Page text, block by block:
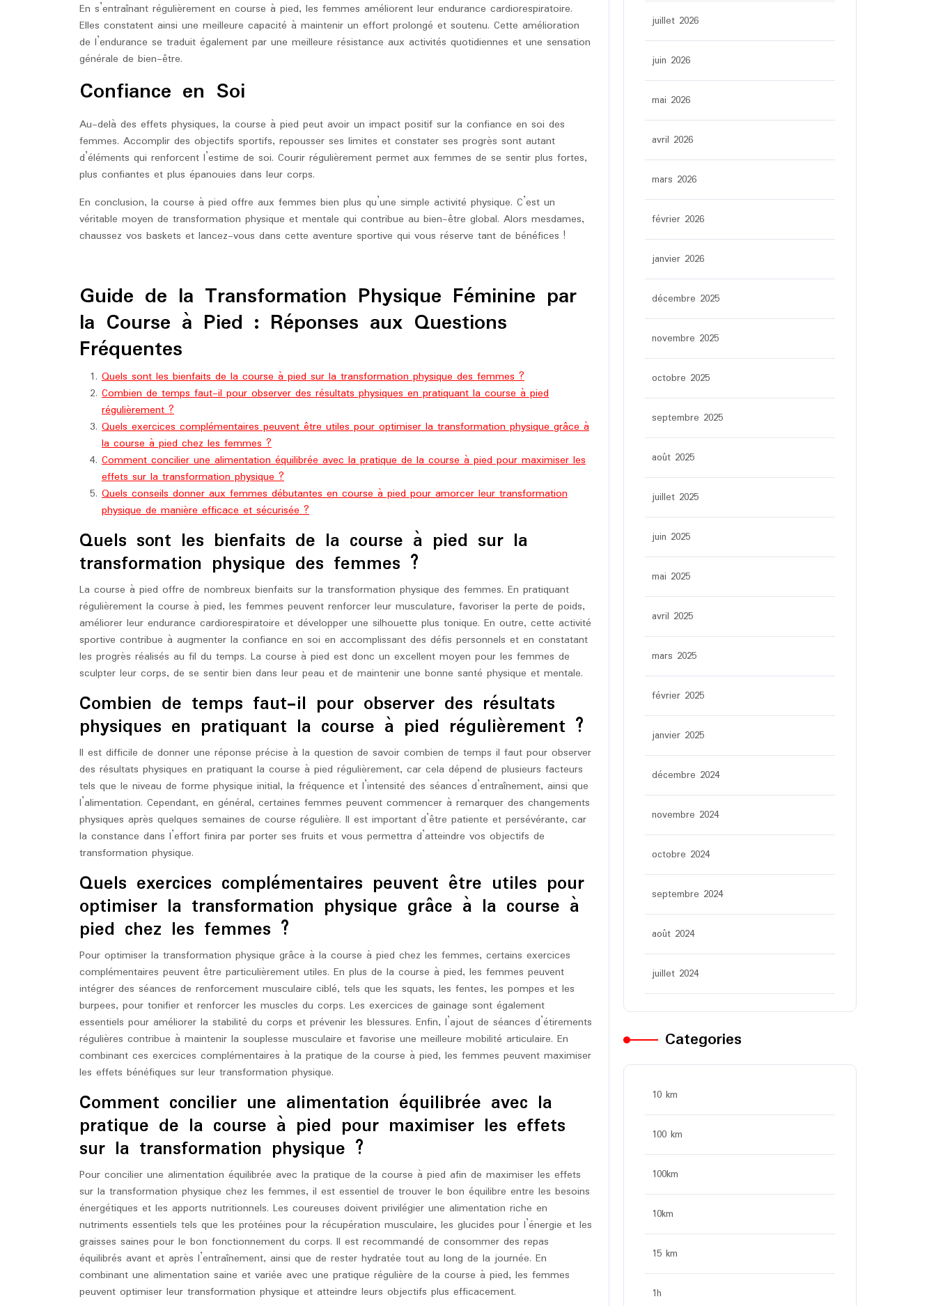
En s’entraînant régulièrement en course à pied, les femmes améliorent leur endurance cardiorespiratoire.
Elles constatent ainsi une meilleure capacité à maintenir un effort prolongé et soutenu. Cette amélioration
de l’endurance se traduit également par une meilleure résistance aux activités quotidiennes et une sensation
générale de bien-être.
Confiance en Soi
Au-delà des effets physiques, la course à pied peut avoir un impact positif sur la confiance en soi des
femmes. Accomplir des objectifs sportifs, repousser ses limites et constater ses progrès sont autant
d’éléments qui renforcent l’estime de soi. Courir régulièrement permet aux femmes de se sentir plus fortes,
plus confiantes et plus épanouies dans leur corps.
En conclusion, la course à pied offre aux femmes bien plus qu’une simple activité physique. C’est un
véritable moyen de transformation physique et mentale qui contribue au bien-être global. Alors mesdames,
chaussez vos baskets et lancez-vous dans cette aventure sportive qui vous réserve tant de bénéfices !
Guide de la Transformation Physique Féminine par
la Course à Pied : Réponses aux Questions
Fréquentes
Quels sont les bienfaits de la course à pied sur la transformation physique des femmes ?
Combien de temps faut-il pour observer des résultats physiques en pratiquant la course à pied
régulièrement ?
Quels exercices complémentaires peuvent être utiles pour optimiser la transformation physique grâce à
la course à pied chez les femmes ?
Comment concilier une alimentation équilibrée avec la pratique de la course à pied pour maximiser les
effets sur la transformation physique ?
Quels conseils donner aux femmes débutantes en course à pied pour amorcer leur transformation
physique de manière efficace et sécurisée ?
Quels sont les bienfaits de la course à pied sur la
transformation physique des femmes ?
La course à pied offre de nombreux bienfaits sur la transformation physique des femmes. En pratiquant
régulièrement la course à pied, les femmes peuvent renforcer leur musculature, favoriser la perte de poids,
améliorer leur endurance cardiorespiratoire et développer une silhouette plus tonique. En outre, cette activité
sportive contribue à augmenter la confiance en soi en accomplissant des défis personnels et en constatant
les progrès réalisés au fil du temps. La course à pied est donc un excellent moyen pour les femmes de
sculpter leur corps, de se sentir bien dans leur peau et de maintenir une bonne santé physique et mentale.
Combien de temps faut-il pour observer des résultats
physiques en pratiquant la course à pied régulièrement ?
Il est difficile de donner une réponse précise à la question de savoir combien de temps il faut pour observer
des résultats physiques en pratiquant la course à pied régulièrement, car cela dépend de plusieurs facteurs
tels que le niveau de forme physique initial, la fréquence et l’intensité des séances d’entraînement, ainsi que
l’alimentation. Cependant, en général, certaines femmes peuvent commencer à remarquer des changements
physiques après quelques semaines de course régulière. Il est important d’être patiente et persévérante, car
la constance dans l’effort finira par porter ses fruits et vous permettra d’atteindre vos objectifs de
transformation physique.
Quels exercices complémentaires peuvent être utiles pour
optimiser la transformation physique grâce à la course à
pied chez les femmes ?
Pour optimiser la transformation physique grâce à la course à pied chez les femmes, certains exercices
complémentaires peuvent être particulièrement utiles. En plus de la course à pied, les femmes peuvent
intégrer des séances de renforcement musculaire ciblé, tels que les squats, les fentes, les pompes et les
burpees, pour tonifier et renforcer les muscles du corps. Les exercices de gainage sont également
essentiels pour améliorer la stabilité du corps et prévenir les blessures. Enfin, l’ajout de séances d’étirements
régulières contribue à maintenir la souplesse musculaire et favorise une meilleure mobilité articulaire. En
combinant ces exercices complémentaires à la pratique de la course à pied, les femmes peuvent maximiser
les effets bénéfiques sur leur transformation physique.
Comment concilier une alimentation équilibrée avec la
pratique de la course à pied pour maximiser les effets
sur la transformation physique ?
Pour concilier une alimentation équilibrée avec la pratique de la course à pied afin de maximiser les effets
sur la transformation physique chez les femmes, il est essentiel de trouver le bon équilibre entre les besoins
énergétiques et les apports nutritionnels. Les coureuses doivent privilégier une alimentation riche en
nutriments essentiels tels que les protéines pour la récupération musculaire, les glucides pour l’énergie et les
graisses saines pour le bon fonctionnement du corps. Il est recommandé de consommer des repas
équilibrés avant et après l’entraînement, ainsi que de rester hydratée tout au long de la journée. En
combinant une alimentation saine et variée avec une pratique régulière de la course à pied, les femmes
peuvent optimiser leur transformation physique et atteindre leurs objectifs plus efficacement.
juillet 2026
juin 2026
mai 2026
avril 2026
mars 2026
février 2026
janvier 2026
décembre 2025
novembre 2025
octobre 2025
septembre 2025
août 2025
juillet 2025
juin 2025
mai 2025
avril 2025
mars 2025
février 2025
janvier 2025
décembre 2024
novembre 2024
octobre 2024
septembre 2024
août 2024
juillet 2024
Categories
10 km
100 km
100km
10km
15 km
1h